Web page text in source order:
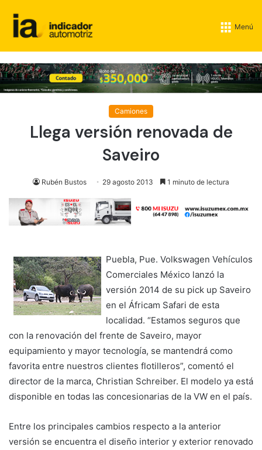
Menú
Camiones
Llega versión renovada de
Saveiro
Rubén Bustos 29 agosto 2013 1 minuto de lectura
Puebla, Pue. Volkswagen Vehículos
Comerciales México lanzó la
versión 2014 de su pick up Saveiro
en el Áfricam Safari de esta
localidad. “Estamos seguros que
con la renovación del frente de Saveiro, mayor
equipamiento y mayor tecnología, se mantendrá como
favorita entre nuestros clientes flotilleros”, comentó el
director de la marca, Christian Schreiber. El modelo ya está
disponible en todas las concesionarias de la VW en el país.
Entre los principales cambios respecto a la anterior
versión se encuentra el diseño interior y exterior renovado